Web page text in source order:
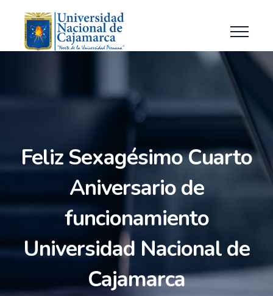
Feliz Sexagésimo Cuarto
Aniversario de
funcionamiento
Universidad Nacional de
Cajamarca